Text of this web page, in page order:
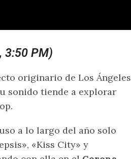
3:50 PM)
originario de Los Ángeles
sonido tiende a explorar
a lo largo del año solo
«Kiss City» y